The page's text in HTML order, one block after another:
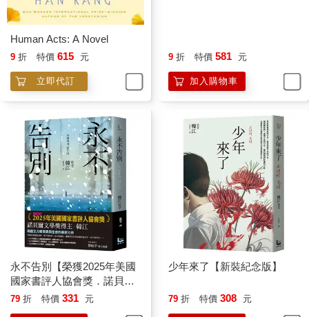
Human Acts: A Novel
9 折 特價 615 元
立即代訂
9 折 特價 581 元
加入購物車
永不告別【榮獲2025年美國
國家書評人協會獎．諾貝爾
文學獎得主韓江竭盡全力書
79 折 特價 331 元
少年來了【新裝紀念版】
79 折 特價 308 元